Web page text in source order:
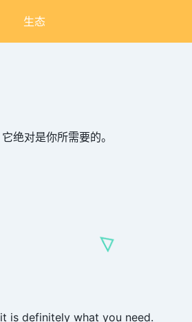
生态
绝对是你所需要的。
is definitely what you need.